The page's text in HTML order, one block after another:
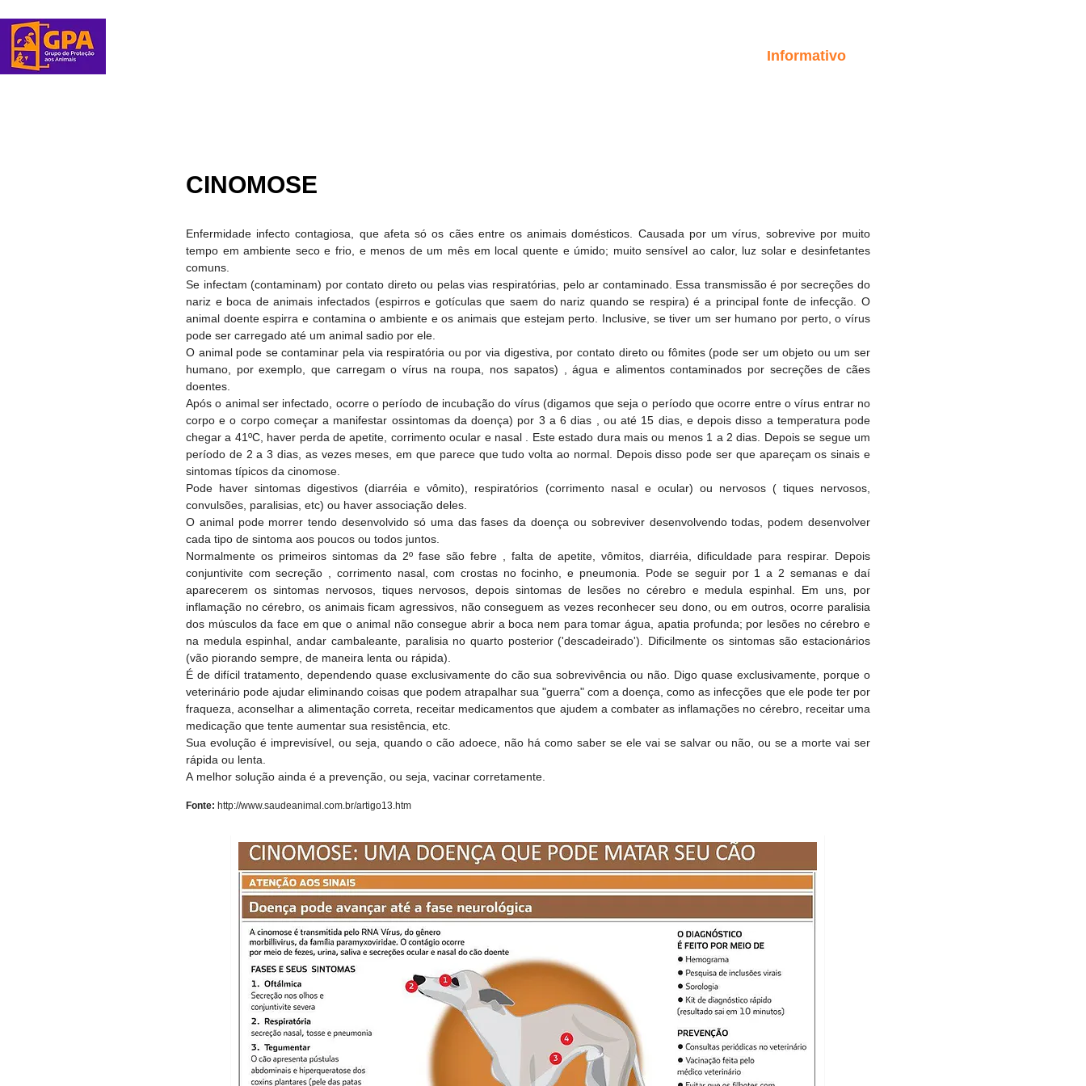
Informativo
CINOMOSE
Enfermidade infecto contagiosa, que afeta só os cães entre os animais domésticos. Causada por um vírus, sobrevive por muito
tempo em ambiente seco e frio, e menos de um mês em local quente e úmido; muito sensível ao calor, luz solar e desinfetantes
comuns.
Se infectam (contaminam) por contato direto ou pelas vias respiratórias, pelo ar contaminado. Essa transmissão é por secreções do
nariz e boca de animais infectados (espirros e gotículas que saem do nariz quando se respira) é a principal fonte de infecção. O
animal doente espirra e contamina o ambiente e os animais que estejam perto. Inclusive, se tiver um ser humano por perto, o vírus
pode ser carregado até um animal sadio por ele.
O animal pode se contaminar pela via respiratória ou por via digestiva, por contato direto ou fômites (pode ser um objeto ou um ser
humano, por exemplo, que carregam o vírus na roupa, nos sapatos) , água e alimentos contaminados por secreções de cães
doentes.
Após o animal ser infectado, ocorre o período de incubação do vírus (digamos que seja o período que ocorre entre o vírus entrar no
corpo e o corpo começar a manifestar ossintomas da doença) por 3 a 6 dias , ou até 15 dias, e depois disso a temperatura pode
chegar a 41ºC, haver perda de apetite, corrimento ocular e nasal . Este estado dura mais ou menos 1 a 2 dias. Depois se segue um
período de 2 a 3 dias, as vezes meses, em que parece que tudo volta ao normal. Depois disso pode ser que apareçam os sinais e
sintomas típicos da cinomose.
Pode haver sintomas digestivos (diarréia e vômito), respiratórios (corrimento nasal e ocular) ou nervosos ( tiques nervosos,
convulsões, paralisias, etc) ou haver associação deles.
O animal pode morrer tendo desenvolvido só uma das fases da doença ou sobreviver desenvolvendo todas, podem desenvolver
cada tipo de sintoma aos poucos ou todos juntos.
Normalmente os primeiros sintomas da 2º fase são febre , falta de apetite, vômitos, diarréia, dificuldade para respirar. Depois
conjuntivite com secreção , corrimento nasal, com crostas no focinho, e pneumonia. Pode se seguir por 1 a 2 semanas e daí
aparecerem os sintomas nervosos, tiques nervosos, depois sintomas de lesões no cérebro e medula espinhal. Em uns, por
inflamação no cérebro, os animais ficam agressivos, não conseguem as vezes reconhecer seu dono, ou em outros, ocorre paralisia
dos músculos da face em que o animal não consegue abrir a boca nem para tomar água, apatia profunda; por lesões no cérebro e
na medula espinhal, andar cambaleante, paralisia no quarto posterior ('descadeirado'). Dificilmente os sintomas são estacionários
(vão piorando sempre, de maneira lenta ou rápida).
É de difícil tratamento, dependendo quase exclusivamente do cão sua sobrevivência ou não. Digo quase exclusivamente, porque o
veterinário pode ajudar eliminando coisas que podem atrapalhar sua "guerra" com a doença, como as infecções que ele pode ter por
fraqueza, aconselhar a alimentação correta, receitar medicamentos que ajudem a combater as inflamações no cérebro, receitar uma
medicação que tente aumentar sua resistência, etc.
Sua evolução é imprevisível, ou seja, quando o cão adoece, não há como saber se ele vai se salvar ou não, ou se a morte vai ser
rápida ou lenta.
A melhor solução ainda é a prevenção, ou seja, vacinar corretamente.
Fonte: http://www.saudeanimal.com.br/artigo13.htm